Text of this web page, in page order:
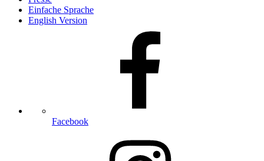
Einfache Sprache
English Version
Facebook